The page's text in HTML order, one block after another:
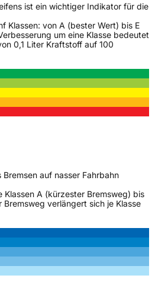
ist ein wichtiger Indikator für die
Klassen: von A (bester Wert) bis E
um eine Klasse bedeutet
0,1 Liter Kraftstoff auf 100
auf nasser Fahrbahn
Klassen A (kürzester Bremsweg) bis
Bremsweg verlängert sich je Klasse